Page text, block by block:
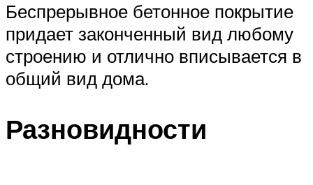
Беспрерывное бетонное покрытие
придает законченный вид любому
строению и отлично вписывается в
общий вид дома.
Разновидности